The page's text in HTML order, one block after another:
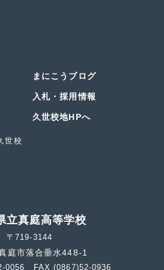
世校
まにこうブログ
入札・採用情報
久世校地HPへ
立真庭高等学校
〒719-3144
庭市落合垂水448-1
0056 FAX (0867)52-0936